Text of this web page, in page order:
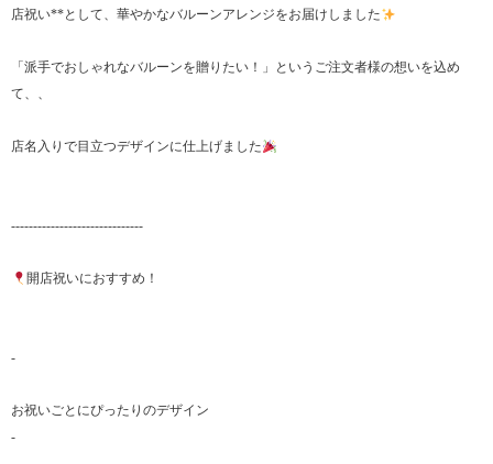
店祝い**として、華やかなバルーンアレンジをお届けしました
「派手でおしゃれなバルーンを贈りたい！」というご注文者様の想いを込め
て、、
店名入りで目立つデザインに仕上げました
------------------------------
開店祝いにおすすめ！
-
お祝いごとにぴったりのデザイン
-